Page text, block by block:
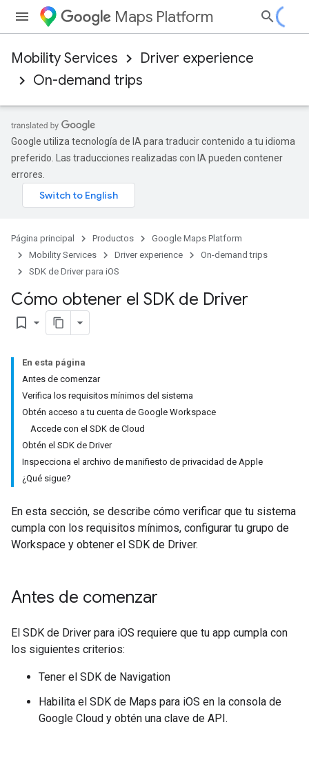
Maps Platform
Mobility Services
Driver experience
On-demand trips
Google utiliza tecnología de IA para traducir contenido a tu idioma
preferido. Las traducciones realizadas con IA pueden contener
errores.
Página principal Productos
Google Maps Platform
Mobility Services
Driver experience
On-demand trips
SDK de Driver para iOS
Cómo obtener el SDK de Driver
bookmark_border
En esta página
Antes de comenzar
Verifica los requisitos mínimos del sistema
Obtén acceso a tu cuenta de Google Workspace
Accede con el SDK de Cloud
Obtén el SDK de Driver
Inspecciona el archivo de manifiesto de privacidad de Apple
¿Qué sigue?
En esta sección, se describe cómo verificar que tu sistema
cumpla con los requisitos mínimos, configurar tu grupo de
Workspace y obtener el SDK de Driver.
Antes de comenzar
El SDK de Driver para iOS requiere que tu app cumpla con
los siguientes criterios:
Tener el SDK de Navigation
Habilita el SDK de Maps para iOS en la consola de
Google Cloud y obtén una clave de API.